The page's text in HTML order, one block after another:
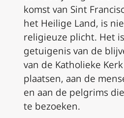
komst van Sint
het Heilige Land, is
religieuze plicht. Het
getuigenis van de
van de Katholieke
plaatsen, aan de
en aan de pelgrims
te bezoeken.